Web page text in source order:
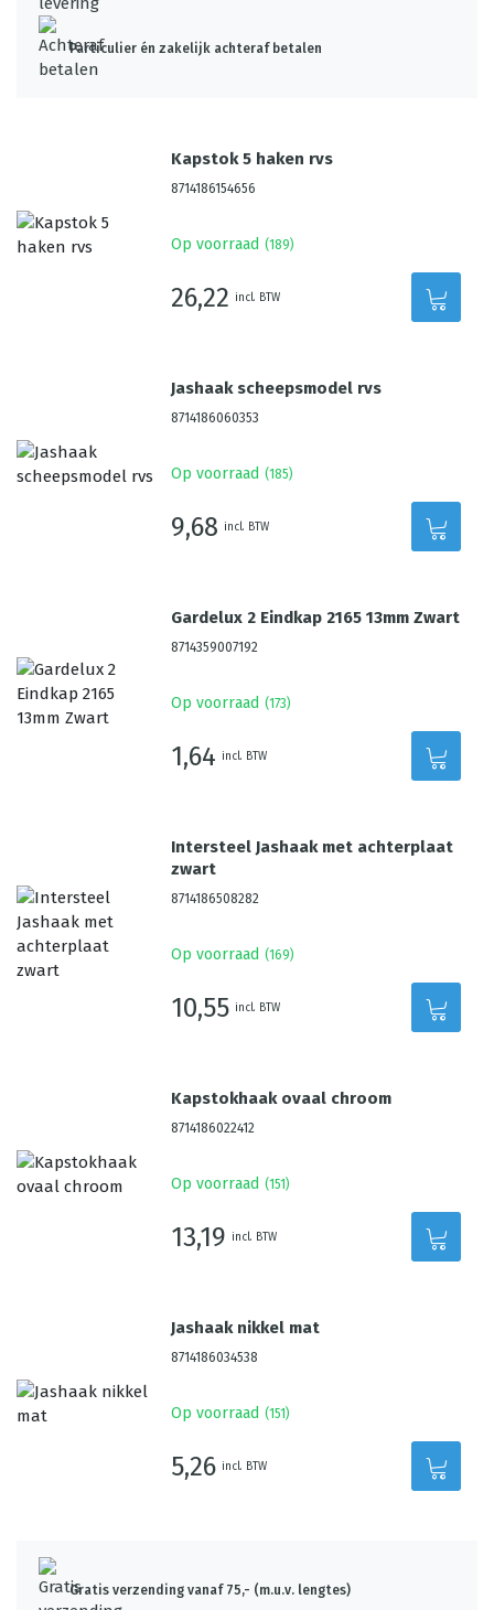
Particulier én zakelijk achteraf betalen
Kapstok 5 haken rvs
8714186154656
Op voorraad (189)
26,22 incl. BTW
Jashaak scheepsmodel rvs
8714186060353
Op voorraad (185)
9,68 incl. BTW
Gardelux 2 Eindkap 2165 13mm Zwart
8714359007192
Op voorraad (173)
1,64 incl. BTW
Intersteel Jashaak met achterplaat
zwart
8714186508282
Op voorraad (169)
10,55 incl. BTW
Kapstokhaak ovaal chroom
8714186022412
Op voorraad (151 )
13,19 incl. BTW
Jashaak nikkel mat
8714186034538
Op voorraad (151 )
5,26 incl. BTW
Gratis verzending vanaf 75,- (m.u.v. lengtes)